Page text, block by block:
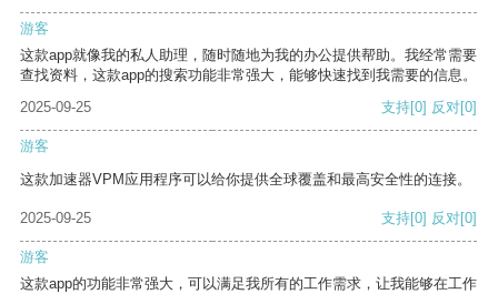
游客
这款app就像我的私人助理，随时随地为我的办公提供帮助。我经常需要
查找资料，这款app的搜索功能非常强大，能够快速找到我需要的信息。
2025-09-25
支持[0] 反对[0]
游客
这款加速器VPM应用程序可以给你提供全球覆盖和最高安全性的连接。
2025-09-25 支持[0] 反对[0]
游客
这款app的功能非常强大，可以满足我所有的工作需求，让我能够在工作